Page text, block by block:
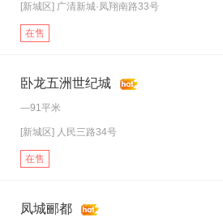
[新城区] 广清新城·凤翔南路33号
在售
卧龙五洲世纪城
—91平米
[新城区] 人民三路34号
在售
凤城郦都